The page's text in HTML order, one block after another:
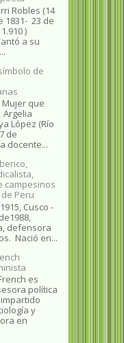
Robles (14
1831- 23 de
)
a su
de
Mujer que
López (Río
de
docente...
campesinos
Peru
Cusco -
defensora
Nació en...
es
política
y
en